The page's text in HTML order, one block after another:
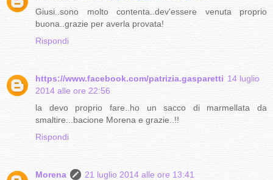
Giusi..sono molto contenta..dev'essere venuta proprio
buona..grazie per averla provata!
Rispondi
https://www.facebook.com/patrizia.gasparetti 14 luglio
2014 alle ore 22:56
la devo proprio fare..ho un sacco di marmellata da
smaltire...bacione Morena e grazie..!!
Rispondi
Morena
21 luglio 2014 alle ore 13:41